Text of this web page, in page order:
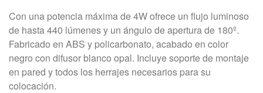
Con una potencia máxima de 4W ofrece un flujo luminoso
de hasta 440 lúmenes y un ángulo de apertura de 180º.
Fabricado en ABS y policarbonato, acabado en color
negro con difusor blanco opal. Incluye soporte de montaje
en pared y todos los herrajes necesarios para su
colocación.